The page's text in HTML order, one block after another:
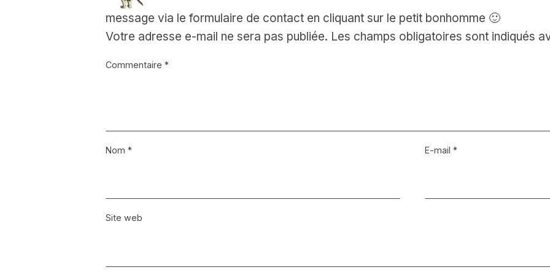
message via le formulaire de contact en cliquant sur le petit bonhomme 🙂
Votre adresse e-mail ne sera pas publiée. Les champs obligatoires sont indiqués
Commentaire *
Nom * E-mail *
Site web